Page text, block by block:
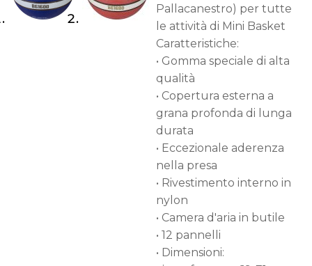
Pallacanestro) per tutte
le attività di Mini Basket
Caratteristiche:
• Gomma speciale di alta
qualità
• Copertura esterna a
grana profonda di lunga
durata
• Eccezionale aderenza
nella presa
• Rivestimento interno in
nylon
• Camera d'aria in butile
• 12 pannelli
• Dimensioni: